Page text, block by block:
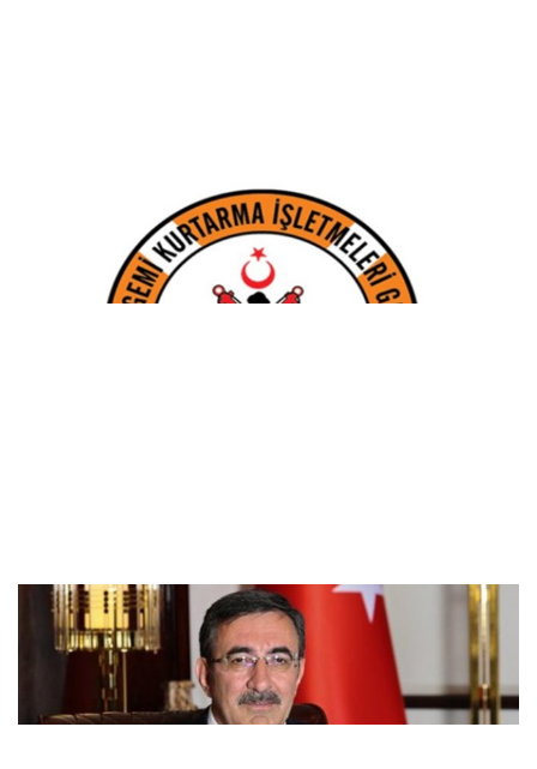
Makine arızası yapan kuru yük gemisi
Çanakkale'de güvenli bölgeye demirletildi
Cumhurbaşkanlığına, Cumhurbaşkanı
Yardımcısı Yılmaz vekalet edecek